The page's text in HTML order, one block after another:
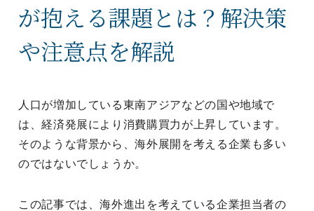
が抱える課題とは？解決策
や注意点を解説
人口が増加している東南アジアなどの国や地域で
は、経済発展により消費購買力が上昇しています。
そのような背景から、海外展開を考える企業も多い
のではないでしょうか。
この記事では、海外進出を考えている企業担当者の